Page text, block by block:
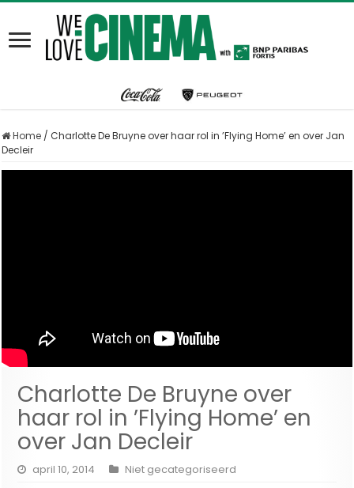
Home / Charlotte De Bruyne over haar rol in ’Flying Home’ en over Jan
Decleir
Charlotte De Bruyne over
haar rol in ’Flying Home’ en
over Jan Decleir
april 10, 2014
Niet gecategoriseerd